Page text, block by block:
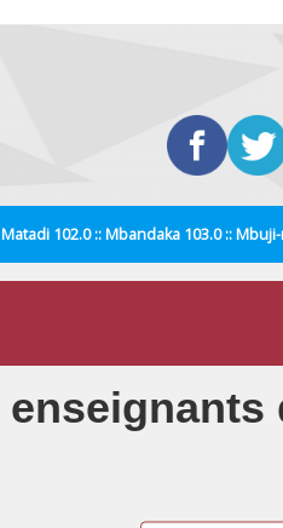
102.0 :: Mbandaka 103.0 ::